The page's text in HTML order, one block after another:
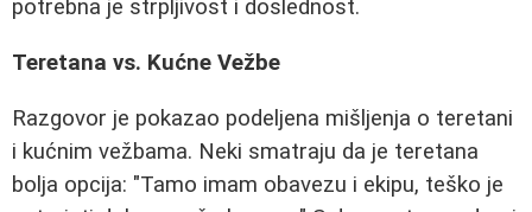
potrebna je strpljivost i doslednost.
Teretana vs. Kućne Vežbe
Razgovor je pokazao podeljena mišljenja o teretani
i kućnim vežbama. Neki smatraju da je teretana
bolja opcija: "Tamo imam obavezu i ekipu, teško je